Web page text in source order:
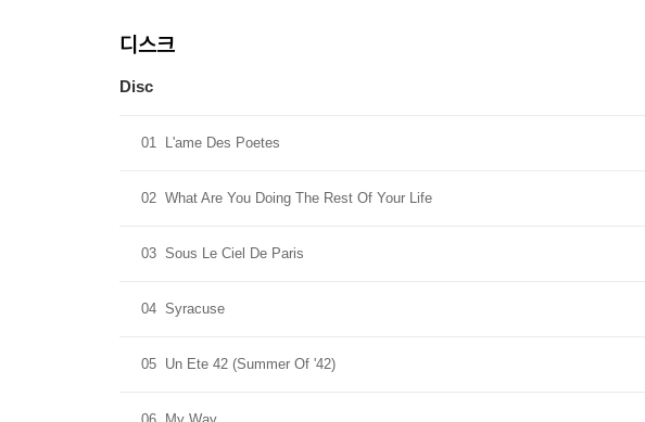
디스크
Disc
01 L'ame Des Poetes
02 What Are You Doing The Rest Of Your Life
03 Sous Le Ciel De Paris
04 Syracuse
05 Un Ete 42 (Summer Of '42)